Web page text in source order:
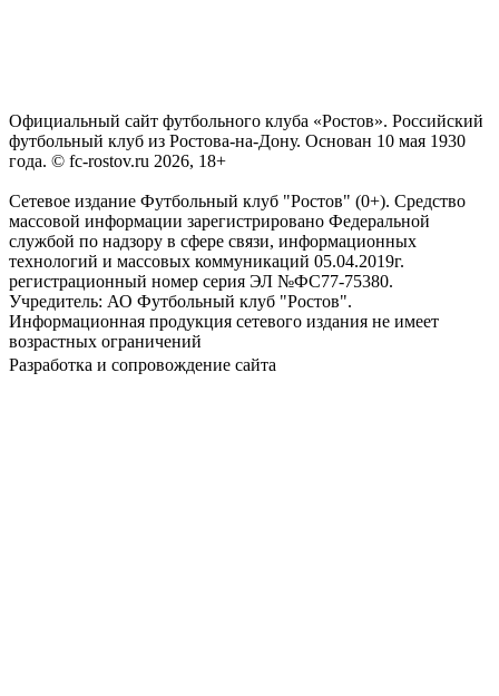
Официальный сайт футбольного клуба «Ростов». Российский
футбольный клуб из Ростова-на-Дону. Основан 10 мая 1930
года. © fc-rostov.ru 2026, 18+
Сетевое издание Футбольный клуб "Ростов" (0+). Средство
массовой информации зарегистрировано Федеральной
службой по надзору в сфере связи, информационных
технологий и массовых коммуникаций 05.04.2019г.
регистрационный номер серия ЭЛ №ФС77-75380.
Учредитель: АО Футбольный клуб "Ростов".
Информационная продукция сетевого издания не имеет
возрастных ограничений
Разработка и сопровождение сайта